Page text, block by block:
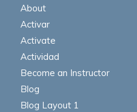
About
Activar
Activate
Actividad
Become an Instructor
Blog
Blog Layout 1